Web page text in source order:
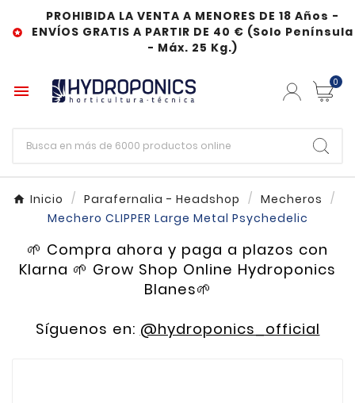

PROHIBIDA LA VENTA A MENORES DE 18 Años -
ENVÍOS GRATIS A PARTIR DE 40 € (Solo Península
- Máx. 25 Kg.)
 0
Inicio Parafernalia - Headshop
Mecheros
Mechero CLIPPER Large Metal Psychedelic
🌱 Compra ahora y paga a plazos con
Klarna 🌱 Grow Shop Online Hydroponics
Blanes🌱
Síguenos en: @hydroponics_official